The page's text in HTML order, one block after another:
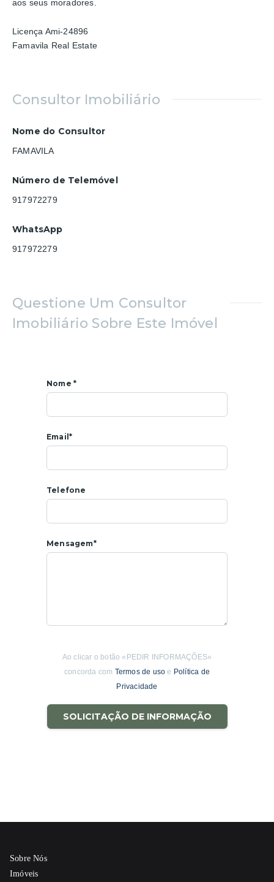
aos seus moradores.
Licença Ami-24896
Famavila Real Estate
Consultor Imobiliário
Nome do Consultor
FAMAVILA
Número de Telemóvel
917972279
WhatsApp
917972279
Questione Um Consultor
Imobiliário Sobre Este Imóvel
Nome *
Email*
Telefone
Mensagem*
Ao clicar o botão «PEDIR INFORMAÇÕES»
concorda com Termos de uso e Política de
Privacidade
SOLICITAÇÃO DE INFORMAÇÃO
Sobre Nós
Imóveis